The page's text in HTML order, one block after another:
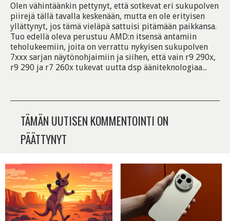
Olen vähintäänkin pettynyt, että sotkevat eri sukupolven
piirejä tällä tavalla keskenään, mutta en ole erityisen
yllättynyt, jos tämä vieläpä sattuisi pitämään paikkansa.
Tuo edellä oleva perustuu AMD:n itsensä antamiin
teholukeemiin, joita on verrattu nykyisen sukupolven
7xxx sarjan näytönohjaimiin ja siihen, että vain r9 290x,
r9 290 ja r7 260x tukevat uutta dsp ääniteknologiaa...
TÄMÄN UUTISEN KOMMENTOINTI ON
PÄÄTTYNYT